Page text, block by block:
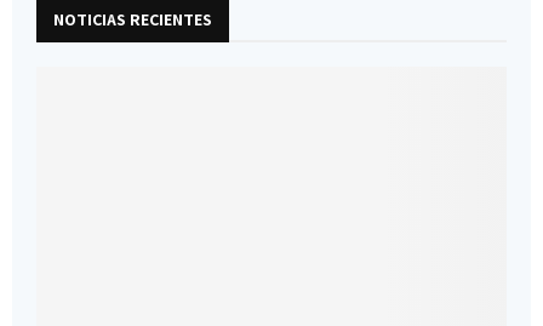
NOTICIAS RECIENTES